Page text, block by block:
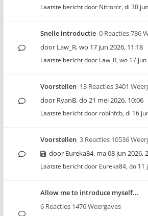
Laatste bericht door Nitrorcr, di 30
Snelle introductie 0 Reacties 786
door Law_R,wo 17 jun 2026, 11:18
Laatste bericht door Law_R, wo 17
Voorstellen 13 Reacties 3401
door RyanB,do 21 mei 2026, 10:06
Laatste bericht door robinfcb, di 16
Voorstellen 3 Reacties 10536
door Eureka84, ma 08 jun 2026,
Laatste bericht door Eureka84, do 11
Allow me to introduce myself...
6 Reacties 1476 Weergaves